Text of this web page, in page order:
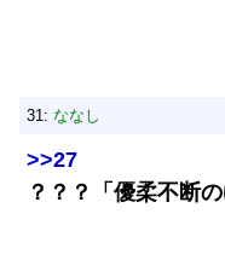
31: ななし
>>27
？？？「優柔不断